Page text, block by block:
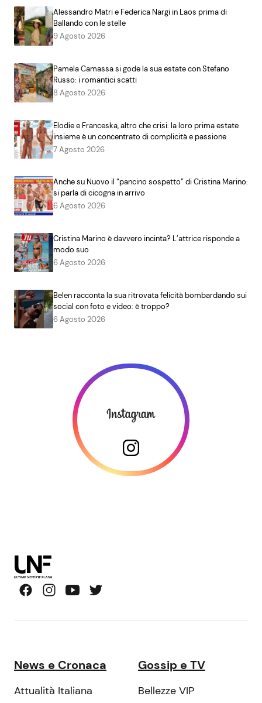
Alessandro Matri e Federica Nargi in Laos prima di
Ballando con le stelle
9 Agosto 2026
Pamela Camassa si gode la sua estate con Stefano
Russo: i romantici scatti
8 Agosto 2026
Elodie e Franceska, altro che crisi: la loro prima estate
insieme è un concentrato di complicità e passione
7 Agosto 2026
Anche su Nuovo il “pancino sospetto” di Cristina Marino:
si parla di cicogna in arrivo
6 Agosto 2026
Cristina Marino è davvero incinta? L’attrice risponde a
modo suo
6 Agosto 2026
Belen racconta la sua ritrovata felicità bombardando sui
social con foto e video: è troppo?
6 Agosto 2026
News e Cronaca
Attualità Italiana
Gossip e TV
Bellezze VIP